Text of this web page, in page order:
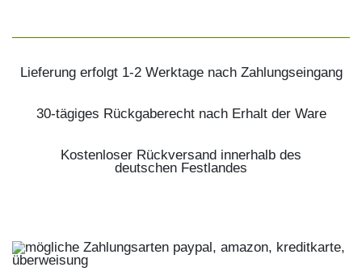
Lieferung erfolgt 1-2 Werktage nach Zahlungseingang
30-tägiges Rückgaberecht nach Erhalt der Ware
Kostenloser Rückversand innerhalb des
deutschen Festlandes